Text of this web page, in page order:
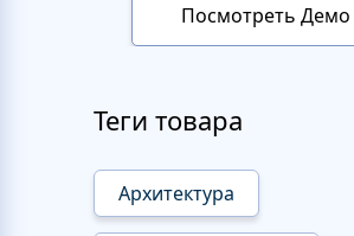
Посмотреть Демо
Теги товара
Архитектура